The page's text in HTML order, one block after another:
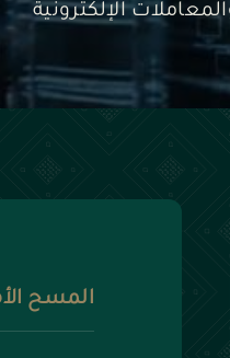
الإلكترونية
المسح